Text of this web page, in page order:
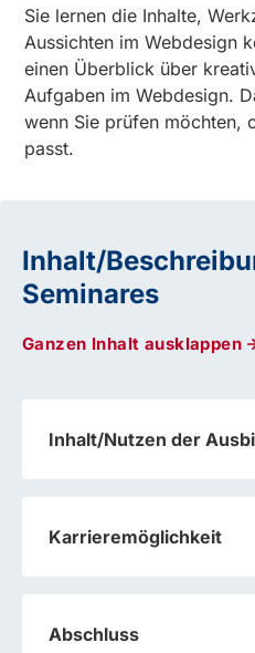
Sie lernen die Inhalte,
Aussichten im Webdesign
einen Überblick über
Aufgaben im Webdesign.
wenn Sie prüfen möchten,
passt.
Inhalt/
Seminares
Ganzen Inhalt ausklappen
Inhalt/Nutzen der
Karrieremöglichkeit
Abschluss